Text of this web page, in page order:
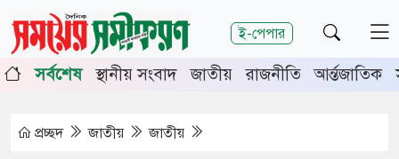
ই-পেপার
শিরোনাম
চুয়াডাঙ্গা-মেহেরপুরে জামায়াতের গণমিছিল
সিনিয়র জেলা জজ রফিকুল ইসলাম
সর্বশেষ স্থানীয় সংবাদ জাতীয় রাজনীতি আর্ন্তজাতিক
প্রচ্ছদ জাতীয় জাতীয়